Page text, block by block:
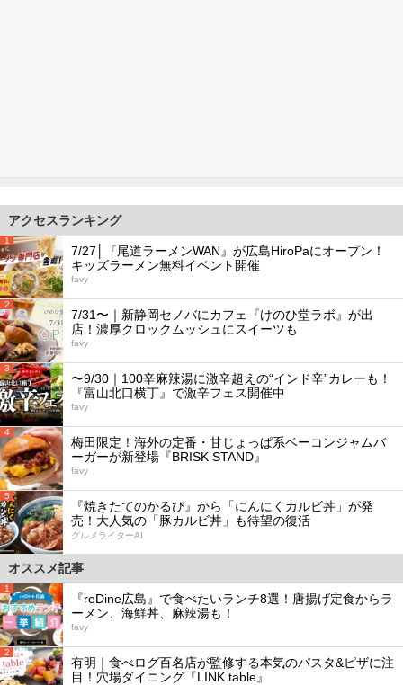
アクセスランキング
1
7/27│『尾道ラーメンWAN』が広島HiroPaにオープン！
キッズラーメン無料イベント開催
favy
2
7/31〜｜新静岡セノバにカフェ『けのひ堂ラボ』が出
店！濃厚クロックムッシュにスイーツも
favy
3
〜9/30｜100辛麻辣湯に激辛超えの“インド辛”カレーも！
『富山北口横丁』で激辛フェス開催中
favy
4
梅田限定！海外の定番・甘じょっぱ系ベーコンジャムバ
ーガーが新登場『BRISK STAND』
favy
5
『焼きたてのかるび』から「にんにくカルビ丼」が発
売！大人気の「豚カルビ丼」も待望の復活
グルメライターAI
オススメ記事
1
『reDine広島』で食べたいランチ8選！唐揚げ定食からラ
ーメン、海鮮丼、麻辣湯も！
favy
2
有明｜食べログ百名店が監修する本気のパスタ&ピザに注
目！穴場ダイニング『LINK table』